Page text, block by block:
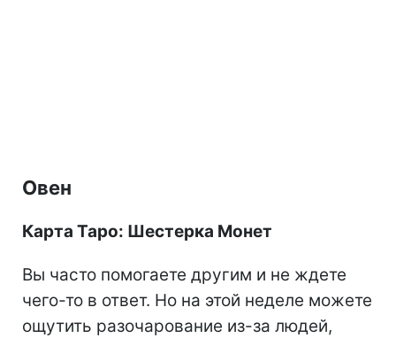
Овен
Карта Таро: Шестерка Монет
Вы часто помогаете другим и не ждете
чего-то в ответ. Но на этой неделе можете
ощутить разочарование из-за людей,